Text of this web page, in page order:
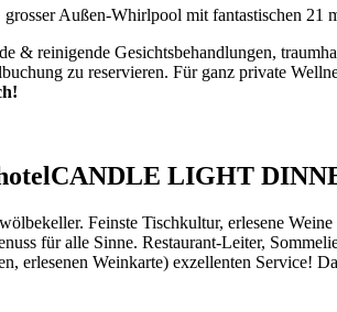
grosser Außen-Whirlpool mit fantastischen 21
reinigende Gesichtsbehandlungen,
zu reservieren. Für ganz private
CANDLE LIGHT
Feinste Tischkultur, erlesene
für alle Sinne. Restaurant-Leiter,
erlesenen Weinkarte) exzellenten Service!